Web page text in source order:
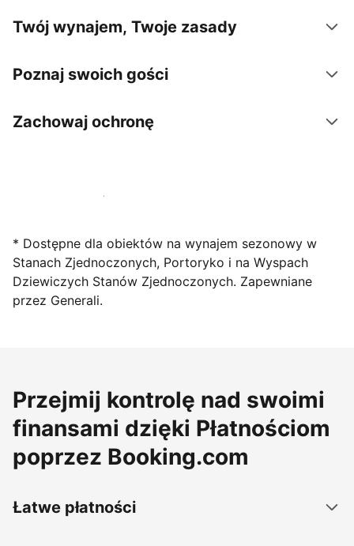
Twój wynajem, Twoje zasady
Poznaj swoich gości
Zachowaj ochronę
Zarejestruj obiekt już dziś
* Dostępne dla obiektów na wynajem sezonowy w
Stanach Zjednoczonych, Portoryko i na Wyspach
Dziewiczych Stanów Zjednoczonych. Zapewniane
przez Generali.
Przejmij kontrolę nad swoimi
finansami dzięki Płatnościom
poprzez Booking.com
Łatwe płatności